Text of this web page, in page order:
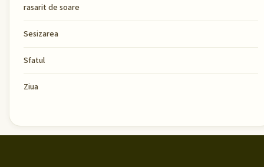
rasarit de soare
Sesizarea
Sfatul
Ziua